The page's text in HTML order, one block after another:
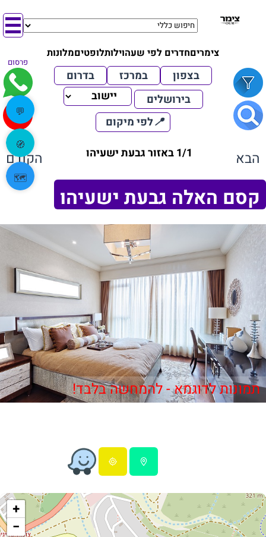
צימריםחדרים לפי שעהוילותלופטיםמלונות
פרסום
בצפון במרכז
בדרום
בירושלים
📍לפי מיקום
הבא 1/1 באזור גבעת ישעיהו הקודם
קסם האלה גבעת ישעיהו
תמונות לדוגמא - להמחשה בלבד!
+
−
💬
🧭
🗺️